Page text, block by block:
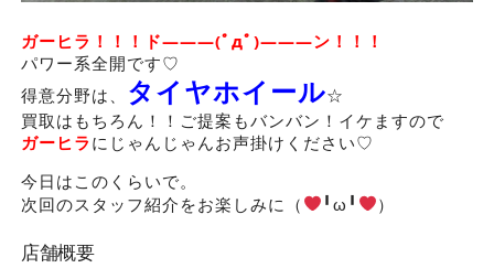
ガーヒラ！！！ド―――(ﾟдﾟ)―――ン！！！
パワー系全開です♡
得意分野は、
タイヤホイール☆
買取はもちろん！！ご提案もバンバン！イケますので
ガーヒラにじゃんじゃんお声掛けください♡
今日はこのくらいで。
次回のスタッフ紹介をお楽しみに（
╹ω╹ ）
店舗概要